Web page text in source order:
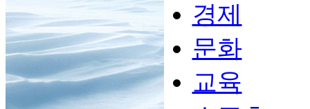
경제
문화
교육